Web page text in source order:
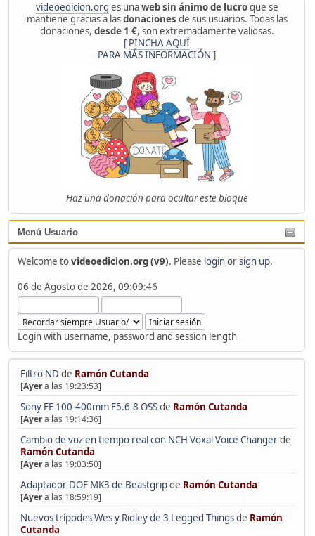
videoedicion.org es unaweb sin ánimo de lucroque se
mantiene gracias a lasdonaciones de sus usuarios. Todas las
donaciones, desde 1 €, son extremadamente valiosas.
[ PINCHA AQUÍ
PARA MÁS INFORMACIÓN ]
Haz una donación para ocultar este bloque
Menú Usuario
Welcome tovideoedicion.org (v9). Please loginorsign up.
06 de Agosto de 2026, 09:09:46
Login with username, password and session length
Filtro ND de Ramón Cutanda
[Ayera las 19:23:53]
Sony FE 100-400mm F5.6-8 OSSde Ramón Cutanda
[Ayera las 19:14:36]
Cambio de voz en tiempo real con NCH Voxal Voice Changerde
Ramón Cutanda
[Ayera las 19:03:50]
Adaptador DOF MK3 de Beastgripde Ramón Cutanda
[Ayera las 18:59:19]
Nuevos trípodes Wes y Ridley de 3 Legged Thingsde Ramón
Cutanda